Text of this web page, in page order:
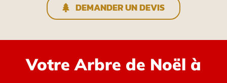
DEMANDER UN DEVIS
Votre Arbre de Noël à